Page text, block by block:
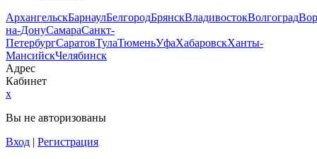
АрхангельскБарнаулБелгородБрянскВладивостокВолгоград
на-ДонуСамараСанкт-
ПетербургСаратовТулаТюменьУфаХабаровскХанты-
МансийскЧелябинск
Адрес
Кабинет
x
Вы не авторизованы
Вход | Регистрация